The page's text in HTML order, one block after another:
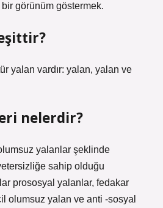
görünüm göstermek.
yalan vardır: yalan, yalan ve
nelerdir?
yalanlar şeklinde
sahip olduğu
prososyal yalanlar, fedakar
olumsuz yalan ve anti -sosyal